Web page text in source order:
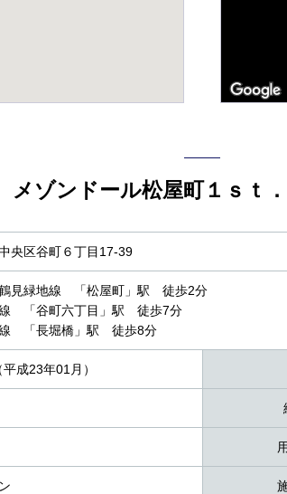
メゾンドール松屋町１ｓｔ
央区谷町６丁目17-39
見緑地線 「松屋町」駅 徒歩2分
「谷町六丁目」駅 徒歩7分
線 「長堀橋」駅 徒歩8分
成23年01月）